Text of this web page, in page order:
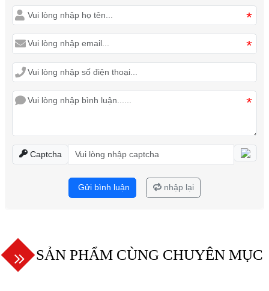
*
*
*
Captcha
Gửi bình luận nhập lại
SẢN PHẨM CÙNG CHUYÊN MỤC